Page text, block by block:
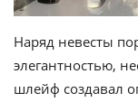
Наряд невесты
элегантностью,
шлейф создавал